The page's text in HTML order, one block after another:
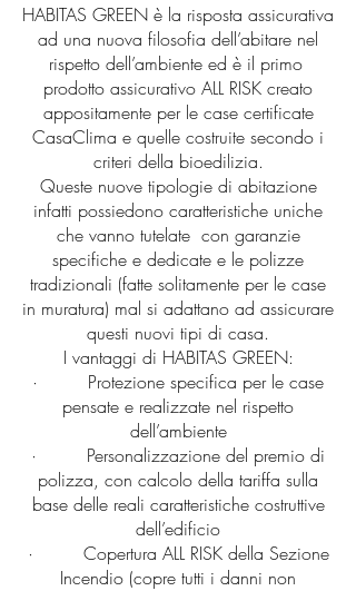
HABITAS GREEN è la risposta assicurativa
ad una nuova filosofia dell’abitare nel
rispetto dell’ambiente ed è il primo
prodotto assicurativo ALL RISK creato
appositamente per le case certificate
CasaClima e quelle costruite secondo i
criteri della bioedilizia.
Queste nuove tipologie di abitazione
infatti possiedono caratteristiche uniche
che vanno tutelate con garanzie
specifiche e dedicate e le polizze
tradizionali (fatte solitamente per le case
in muratura) mal si adattano ad assicurare
questi nuovi tipi di casa.
I vantaggi di HABITAS GREEN:
· Protezione specifica per le case
pensate e realizzate nel rispetto
dell’ambiente
· Personalizzazione del premio di
polizza, con calcolo della tariffa sulla
base delle reali caratteristiche costruttive
dell’edificio
· Copertura ALL RISK della Sezione
Incendio (copre tutti i danni non